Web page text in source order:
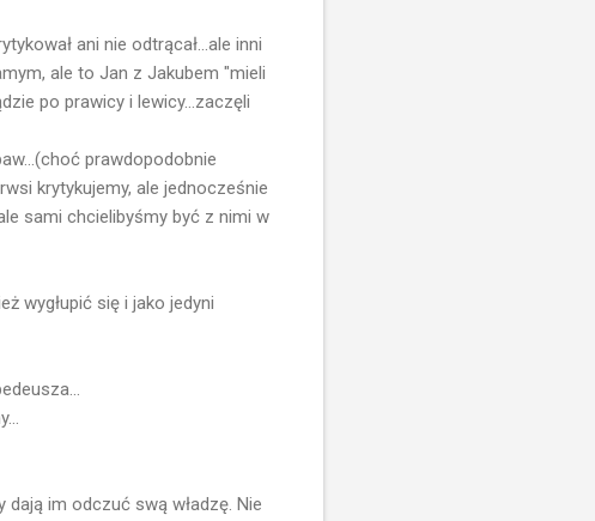
ani nie odtrącał...ale inni
ale to Jan z Jakubem "mieli
po prawicy i lewicy...zaczęli
prawdopodobnie
krytykujemy, ale jednocześnie
sami chcielibyśmy być z nimi w
wygłupić się i jako jedyni
dają im odczuć swą władzę. Nie